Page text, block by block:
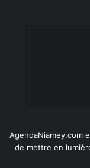
AgendaNiamey.com
de mettre en